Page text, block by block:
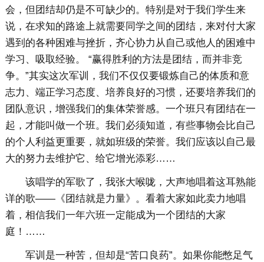
会，但团结却仍是不可缺少的。特别是对于我们学生来
说，在求知的路途上就需要同学之间的团结，来对付大家
遇到的各种困难与挫折，齐心协力从自己或他人的困难中
学习、吸取经验。 “赢得胜利的方法是团结，而并非竞
争。”其实这次军训，我们不仅仅要锻炼自己的体质和意
志力、端正学习态度、培养良好的习惯，还要培养我们的
团队意识，增强我们的集体荣誉感。一个班只有团结在一
起，才能叫做一个班。我们必须知道，有些事物会比自己
的个人利益更重要，就如班级的荣誉。我们应该以自己最
大的努力去维护它、给它增光添彩……
该唱学的军歌了，我张大喉咙，大声地唱着这耳熟能
详的歌——《团结就是力量》。看着大家如此卖力地唱
着，相信我们一年六班一定能成为一个团结的大家
庭！……
军训是一种苦，但却是“苦口良药”。如果你能憋足气